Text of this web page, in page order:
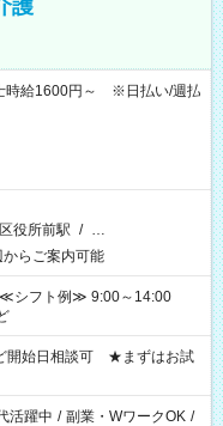
護
時給1600円～ ※日払い/週払
役所前駅 / …
らご案内可能
開始日相談可 ★まずはお試
活躍中 / 副業・WワークOK /